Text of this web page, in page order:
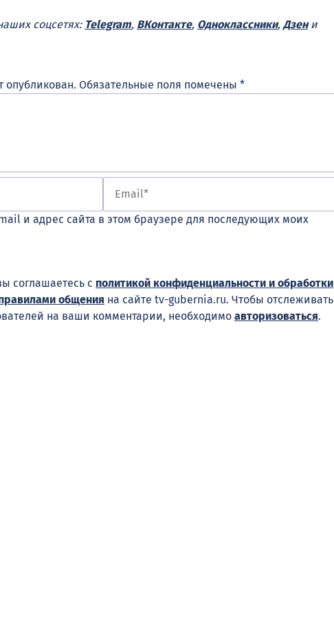
соцсетях: Telegram, ВКонтакте, Одноклассники, Дзени
опубликован. Обязательные поля помечены *
и адрес сайта в этом браузере для последующих моих
соглашаетесь с политикой конфиденциальности и обработки
общения на сайте tv-gubernia.ru. Чтобы отслеживать
на ваши комментарии, необходимо авторизоваться.